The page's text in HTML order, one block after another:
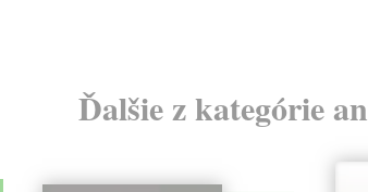
Ďalšie z kategórie